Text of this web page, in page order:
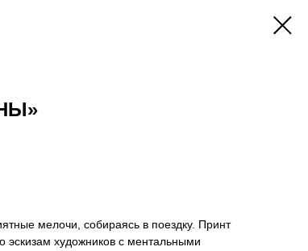
мелочи, собираясь в поездку. Принт
эскизам художников с ментальными